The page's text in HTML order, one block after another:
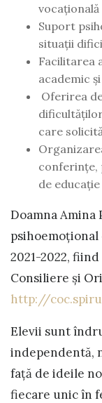
Suport
situații
Facilitarea
academic
Oferirea
care
conferințe,
de
Doamna
2021-2022,
Consiliere și
http://
Elevii sunt
independentă,
faţă de ideile
fiecare unic în